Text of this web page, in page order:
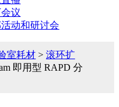
议
动和研讨会
室耗材 >滚环扩
即用型 RAPD 分